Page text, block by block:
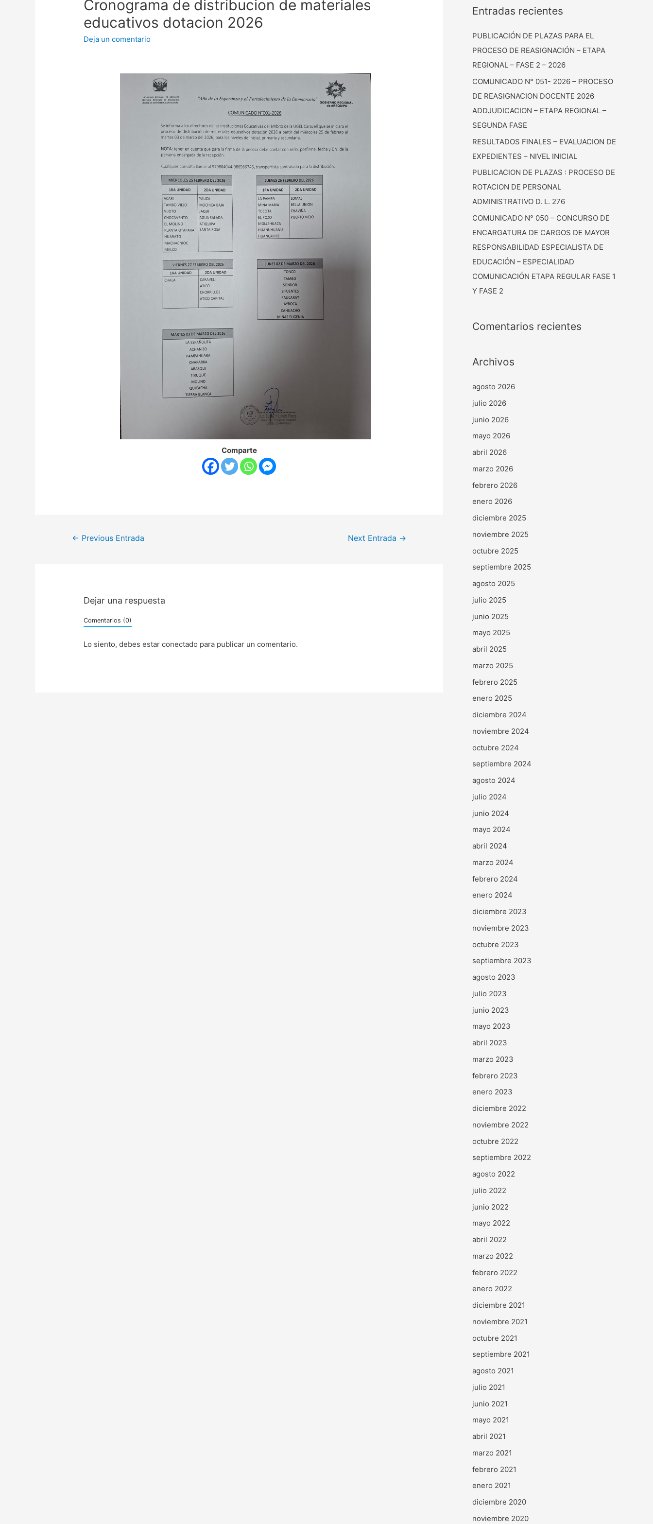
Cronograma de distribucion de materiales
educativos dotacion 2026
Deja un comentario
Comparte
Navegación
← Previous Entrada Next Entrada →
Dejar una respuesta
Comentarios (0)
Lo siento, debes estarconectado para publicar un comentario.
c
r
:
Entradas recientes
PUBLICACIÓN DE PLAZAS PARA EL
PROCESO DE REASIGNACIÓN – ETAPA
REGIONAL – FASE 2 – 2026
COMUNICADO N° 051- 2026 – PROCESO
DE REASIGNACION DOCENTE 2026
ADDJUDICACION – ETAPA REGIONAL –
SEGUNDA FASE
RESULTADOS FINALES – EVALUACION DE
EXPEDIENTES – NIVEL INICIAL
PUBLICACION DE PLAZAS : PROCESO DE
ROTACION DE PERSONAL
ADMINISTRATIVO D. L. 276
COMUNICADO N° 050 – CONCURSO DE
ENCARGATURA DE CARGOS DE MAYOR
RESPONSABILIDAD ESPECIALISTA DE
EDUCACIÓN – ESPECIALIDAD
COMUNICACIÓN ETAPA REGULAR FASE 1
Y FASE 2
Comentarios recientes
Archivos
agosto 2026
julio 2026
junio 2026
mayo 2026
abril 2026
marzo 2026
febrero 2026
enero 2026
diciembre 2025
noviembre 2025
octubre 2025
septiembre 2025
agosto 2025
julio 2025
junio 2025
mayo 2025
abril 2025
marzo 2025
febrero 2025
enero 2025
diciembre 2024
noviembre 2024
octubre 2024
septiembre 2024
agosto 2024
julio 2024
junio 2024
mayo 2024
abril 2024
marzo 2024
febrero 2024
enero 2024
diciembre 2023
noviembre 2023
octubre 2023
septiembre 2023
agosto 2023
julio 2023
junio 2023
mayo 2023
abril 2023
marzo 2023
febrero 2023
enero 2023
diciembre 2022
noviembre 2022
octubre 2022
septiembre 2022
agosto 2022
julio 2022
junio 2022
mayo 2022
abril 2022
marzo 2022
febrero 2022
enero 2022
diciembre 2021
noviembre 2021
octubre 2021
septiembre 2021
agosto 2021
julio 2021
junio 2021
mayo 2021
abril 2021
marzo 2021
febrero 2021
enero 2021
diciembre 2020
noviembre 2020